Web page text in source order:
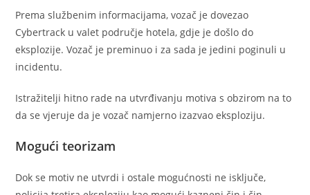
Prema službenim informacijama, vozač je dovezao
Cybertrack u valet područje hotela, gdje je došlo do
eksplozije. Vozač je preminuo i za sada je jedini poginuli u
incidentu.
Istražitelji hitno rade na utvrđivanju motiva s obzirom na to
da se vjeruje da je vozač namjerno izazvao eksploziju.
Mogući teorizam
Dok se motiv ne utvrdi i ostale mogućnosti ne isključe,